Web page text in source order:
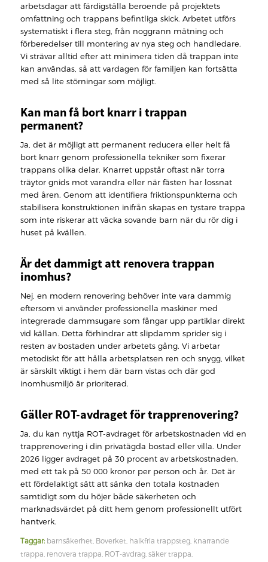
arbetsdagar att färdigställa beroende på projektets
omfattning och trappans befintliga skick. Arbetet utförs
systematiskt i flera steg, från noggrann mätning och
förberedelser till montering av nya steg och handledare.
Vi strävar alltid efter att minimera tiden då trappan inte
kan användas, så att vardagen för familjen kan fortsätta
med så lite störningar som möjligt.
Kan man få bort knarr i trappan
permanent?
Ja, det är möjligt att permanent reducera eller helt få
bort knarr genom professionella tekniker som fixerar
trappans olika delar. Knarret uppstår oftast när torra
träytor gnids mot varandra eller när fästen har lossnat
med åren. Genom att identifiera friktionspunkterna och
stabilisera konstruktionen inifrån skapas en tystare trappa
som inte riskerar att väcka sovande barn när du rör dig i
huset på kvällen.
Är det dammigt att renovera trappan
inomhus?
Nej, en modern renovering behöver inte vara dammig
eftersom vi använder professionella maskiner med
integrerade dammsugare som fångar upp partiklar direkt
vid källan. Detta förhindrar att slipdamm sprider sig i
resten av bostaden under arbetets gång. Vi arbetar
metodiskt för att hålla arbetsplatsen ren och snygg, vilket
är särskilt viktigt i hem där barn vistas och där god
inomhusmiljö är prioriterad.
Gäller ROT-avdraget för trapprenovering?
Ja, du kan nyttja ROT-avdraget för arbetskostnaden vid en
trapprenovering i din privatägda bostad eller villa. Under
2026 ligger avdraget på 30 procent av arbetskostnaden,
med ett tak på 50 000 kronor per person och år. Det är
ett fördelaktigt sätt att sänka den totala kostnaden
samtidigt som du höjer både säkerheten och
marknadsvärdet på ditt hem genom professionellt utfört
hantverk.
Taggar: barnsäkerhet, Boverket, halkfria trappsteg, knarrande
trappa, renovera trappa, ROT-avdrag, säker trappa,